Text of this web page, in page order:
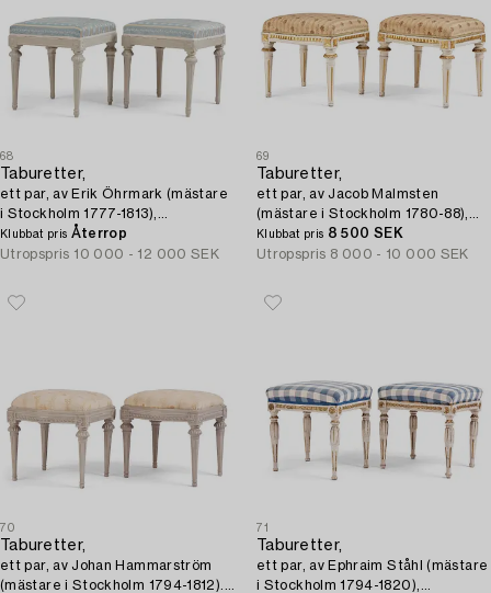
68
Taburetter,
ett par, av Erik Öhrmark (mästare
i Stockholm 1777-1813),
Gustavianska.
Klubbat pris Återrop
Utropspris 10 000 - 12 000 SEK
69
Taburetter,
ett par, av Jacob Malmsten
(mästare i Stockholm 1780-88),
Gustavianska.
Klubbat pris 8 500 SEK
Utropspris 8 000 - 10 000 SEK
70
Taburetter,
ett par, av Johan Hammarström
(mästare i Stockholm 1794-1812).
71
Taburetter,
ett par, av Ephraim Ståhl (mästare
i Stockholm 1794-1820),